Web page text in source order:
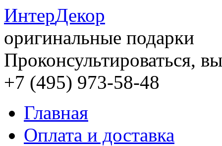
ИнтерДекор
оригинальные подарки
Проконсультироваться,
+7 (495) 973-58-48
Главная
Оплата и доставка